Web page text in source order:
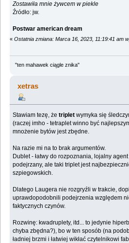
Zostawiła mnie żywcem w piekle
Źródło: jw.
Postwar american dream
« Ostatnia zmiana: Marca 16, 2023, 11:19:41 am
"ten mahawek ciągle znika"
xetras
Stawiam tezę, żetriplet wymyka się
(raczej imho - tetraplet winno być
mnożenie bytów jest zbędne.
Na razie mi na to brak argumentów.
Dublet - łatwy do rozpoznania, lojalny
podejrzany, ale taki triplet jest
szpiegowskich.
Dlatego Laugera nie rozgryźli w trakcie,
uprawdopodobnili podejrzenia względem
faktycznych czynów.
Rozwinę: kwadruplety, itd... to jedynie
chyba zbędna?), bo w ten sposób (na
ładniej brzmi i łatwiej wikłać czytelnikowi